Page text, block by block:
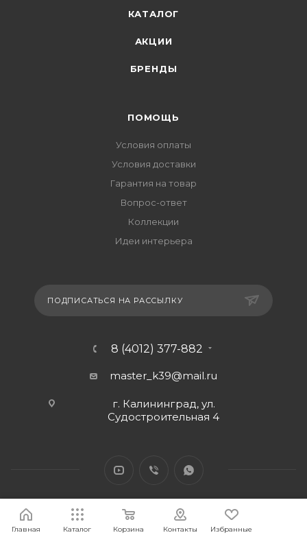
КАТАЛОГ
АКЦИИ
БРЕНДЫ
ПОМОЩЬ
Условия оплаты
Условия доставки
Гарантия на товар
Вопрос-ответ
Коллекции
Идеи интерьера
ПОДПИСАТЬСЯ НА РАССЫЛКУ
8 (4012) 377-882
master_k39@mail.ru
г. Калининград, ул.
Судостроительная 4
Главная Каталог Корзина Контакты Избранные